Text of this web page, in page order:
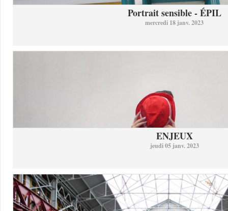
Portrait sensible - ÉPIL
mercredi 18 janv. 2023
ENJEUX
jeudi 05 janv. 2023